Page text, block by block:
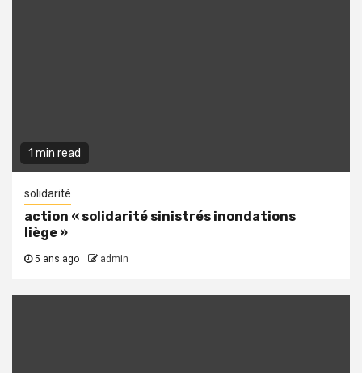
1 min read
solidarité
action « solidarité sinistrés inondations
liège »
5 ans ago admin